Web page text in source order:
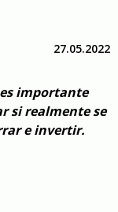
27.05.2022
importante
si realmente se
e invertir.